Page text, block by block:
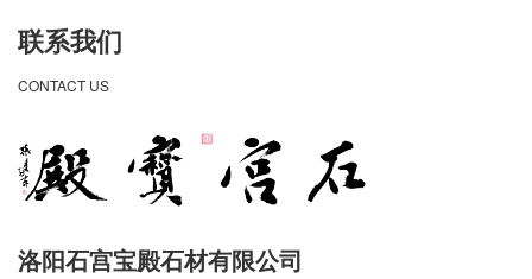
联系我们
CONTACT US
洛阳石宫宝殿石材有限公司